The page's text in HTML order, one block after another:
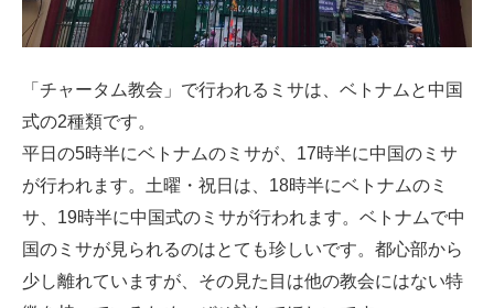
「チャータム教会」で行われるミサは、ベトナムと中国
式の2種類です。
平日の5時半にベトナムのミサが、17時半に中国のミサ
が行われます。土曜・祝日は、18時半にベトナムのミ
サ、19時半に中国式のミサが行われます。ベトナムで中
国のミサが見られるのはとても珍しいです。都心部から
少し離れていますが、その見た目は他の教会にはない特